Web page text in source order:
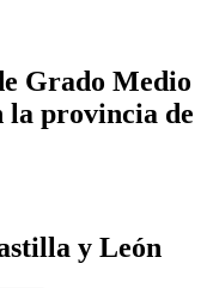
Grado Medio
la provincia de
y León